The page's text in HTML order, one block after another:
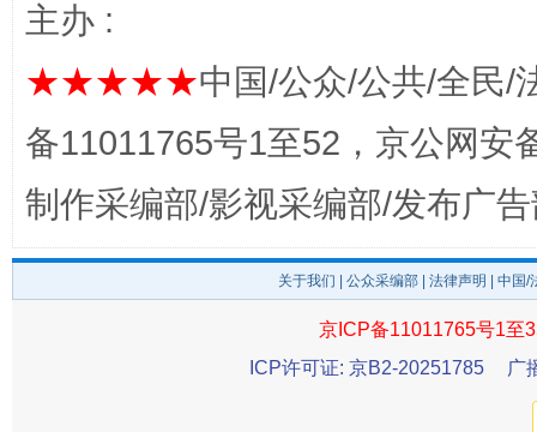
主办 :
★★★★★中国/公众/公共/全民/
备11011765号1至52，京公网安
制作采编部/影视采编部/发布广
关于我们 公众采编部 法律声明 | 中国
京ICP备11011765号1至
ICP许可证: 京B2-20251785
广